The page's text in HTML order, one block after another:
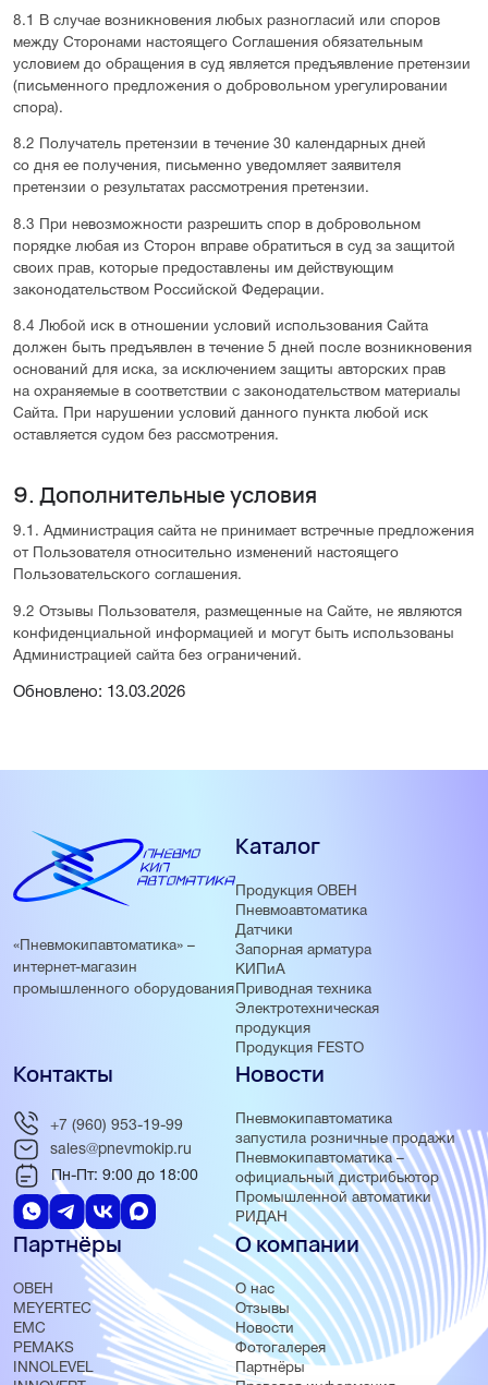
8.1 В случае возникновения любых разногласий или споров
между Сторонами настоящего Соглашения обязательным
условием до обращения в суд является предъявление претензии
(письменного предложения о добровольном урегулировании
спора).
8.2 Получатель претензии в течение 30 календарных дней
со дня ее получения, письменно уведомляет заявителя
претензии о результатах рассмотрения претензии.
8.3 При невозможности разрешить спор в добровольном
порядке любая из Сторон вправе обратиться в суд за защитой
своих прав, которые предоставлены им действующим
законодательством Российской Федерации.
8.4 Любой иск в отношении условий использования Сайта
должен быть предъявлен в течение 5 дней после возникновения
оснований для иска, за исключением защиты авторских прав
на охраняемые в соответствии с законодательством материалы
Сайта. При нарушении условий данного пункта любой иск
оставляется судом без рассмотрения.
9. Дополнительные условия
9.1. Администрация сайта не принимает встречные предложения
от Пользователя относительно изменений настоящего
Пользовательского соглашения.
9.2 Отзывы Пользователя, размещенные на Сайте, не являются
конфиденциальной информацией и могут быть использованы
Администрацией сайта без ограничений.
Обновлено: 13.03.2026
«Пневмокипавтоматика» –
интернет-магазин
промышленного оборудования
Каталог
Продукция ОВЕН
Пневмоавтоматика
Датчики
Запорная арматура
КИПиА
Приводная техника
Электротехническая
продукция
Продукция FESTO
Новости
Пневмокипавтоматика
запустила розничные продажи
Пневмокипавтоматика –
официальный дистрибьютор
Промышленной автоматики
РИДАН
Партнёры
ОВЕН
MEYERTEC
EMC
PEMAKS
INNOLEVEL
О компании
О нас
Отзывы
Новости
Фотогалерея
Партнёры
Контакты
+7 (960) 953-19-99
sales@pnevmokip.ru
Пн-Пт: 9:00 до 18:00